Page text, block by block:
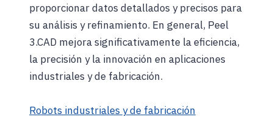
proporcionar datos detallados y precisos para
su análisis y refinamiento. En general, Peel
3.CAD mejora significativamente la eficiencia,
la precisión y la innovación en aplicaciones
industriales y de fabricación.
Robots industriales y de fabricación